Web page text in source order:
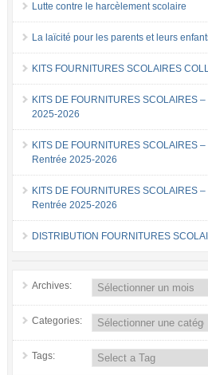
Lutte contre le harcèlement scolaire
La laïcité pour les parents et leurs
KITS FOURNITURES SCOLAIRES
KITS DE FOURNITURES SCOLAIRES
2025-2026
KITS DE FOURNITURES SCOLAIRES
Rentrée 2025-2026
KITS DE FOURNITURES SCOLAIRES
Rentrée 2025-2026
DISTRIBUTION FOURNITURES
Archives:
Categories:
Tags: